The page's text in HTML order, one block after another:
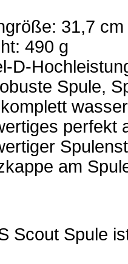
31,7
490 g
D-
Spule,
perfekt
am
Scout Spule